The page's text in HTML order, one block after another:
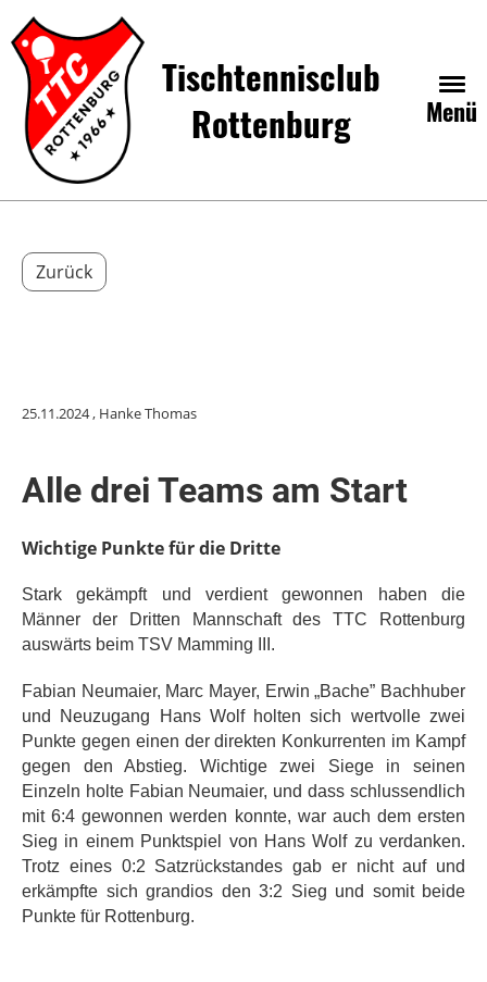
Menü
Tischtennisclub
Rottenburg
Zurück
25.11.2024, Hanke Thomas
Alle drei Teams am Start
Wichtige Punkte für die Dritte
Stark gekämpft und verdient gewonnen haben die
Männer der Dritten Mannschaft des TTC Rottenburg
auswärts beim TSV Mamming III.
Fabian Neumaier, Marc Mayer, Erwin „Bache” Bachhuber
und Neuzugang Hans Wolf holten sich wertvolle zwei
Punkte gegen einen der direkten Konkurrenten im Kampf
gegen den Abstieg. Wichtige zwei Siege in seinen
Einzeln holte Fabian Neumaier, und dass schlussendlich
mit 6:4 gewonnen werden konnte, war auch dem ersten
Sieg in einem Punktspiel von Hans Wolf zu verdanken.
Trotz eines 0:2 Satzrückstandes gab er nicht auf und
erkämpfte sich grandios den 3:2 Sieg und somit beide
Punkte für Rottenburg.